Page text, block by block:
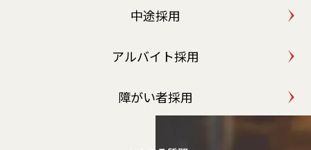
中途採用
アルバイト採用
障がい者採用